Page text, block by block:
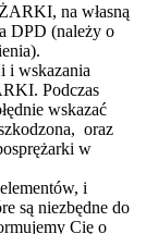
na własną
DPD (należy o
i wskazania
Podczas
wskazać
oraz
w
i
są niezbędne do
Cię o